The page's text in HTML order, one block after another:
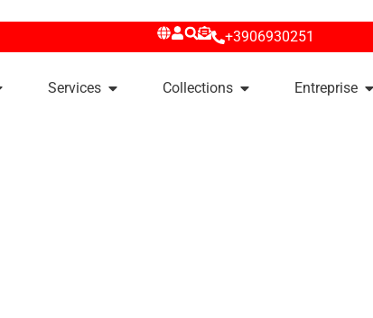
+3906930251
Services Collections Entreprise